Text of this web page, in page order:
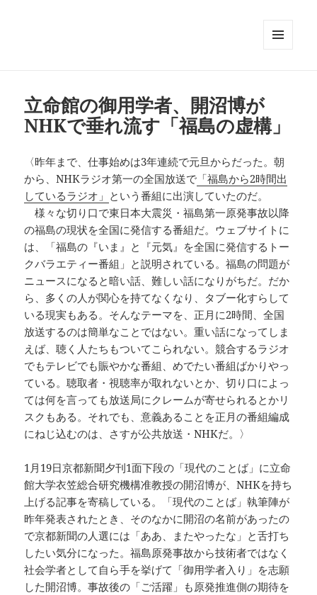
立命館の御用学者、開沼博が
NHKで垂れ流す「福島の虚構」
〈昨年まで、仕事始めは3年連続で元旦からだった。朝
から、NHKラジオ第一の全国放送で 「福島から2時間出
しているラジオ」 という番組に出演していたのだ。
様々な切り口で東日本大震災・福島第一原発事故以降
の福島の現状を全国に発信する番組だ。ウェブサイトに
は、「福島の『いま』と『元気』を全国に発信するトー
クバラエティー番組」と説明されている。福島の問題が
ニュースになると暗い話、難しい話になりがちだ。だか
ら、多くの人が関心を持てなくなり、タブー化すらして
いる現実もある。そんなテーマを、正月に2時間、全国
放送するのは簡単なことではない。重い話になってしま
えば、聴く人たちもついてこられない。競合するラジオ
でもテレビでも賑やかな番組、めでたい番組ばかりやっ
ている。聴取者・視聴率が取れないとか、切り口によっ
ては何を言っても放送局にクレームが寄せられるとかリ
スクもある。それでも、意義あることを正月の番組編成
にねじ込むのは、さすが公共放送・NHKだ。〉
1月19日京都新聞夕刊1面下段の「現代のことば」に立命
館大学衣笠総合研究機構准教授の開沼博が、NHKを持ち
上げる記事を寄稿している。「現代のことば」執筆陣が
昨年発表されたとき、そのなかに開沼の名前があったの
で京都新聞の人選には「ああ、またやったな」と舌打ち
したい気分になった。福島原発事故から技術者ではなく
社会学者として自ら手を挙げて「御用学者入り」を志願
した開沼博。事故後の「ご活躍」も原発推進側の期待を